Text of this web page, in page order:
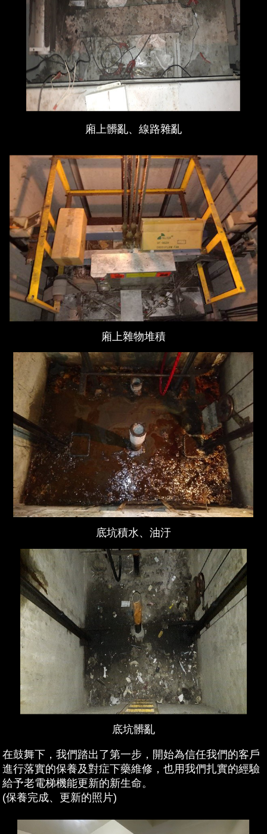
廂上髒亂、線路雜亂
廂上雜物堆積
底坑積水、油汙
底坑髒亂
在鼓舞下，我們踏出了第一步，開始為信任我們的客戶
進行落實的保養及對症下藥維修，也用我們扎實的經驗
給予老電梯機能更新的新生命。
(保養完成、更新的照片)